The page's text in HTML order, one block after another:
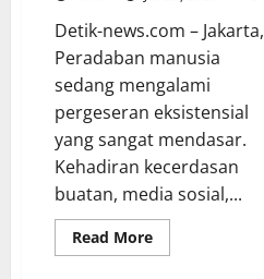
Detik-news.com – Jakarta,
Peradaban manusia
sedang mengalami
pergeseran eksistensial
yang sangat mendasar.
Kehadiran kecerdasan
buatan, media sosial,...
Read MoreRead
more